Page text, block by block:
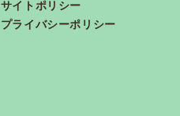
サイトポリシー
プライバシーポリシー